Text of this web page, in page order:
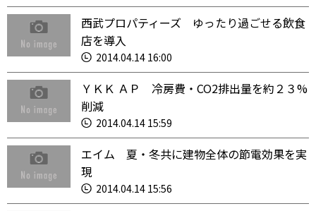
西武プロパティーズ ゆったり過ごせる飲食
店を導入
2014.04.14 16:00
ＹＫＫ ＡＰ 冷房費・CO2排出量を約２３%
削減
2014.04.14 15:59
エイム 夏・冬共に建物全体の節電効果を実
現
2014.04.14 15:56